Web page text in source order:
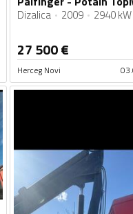
Dizalica 2009 2940 kW
27 500€
Herceg Novi